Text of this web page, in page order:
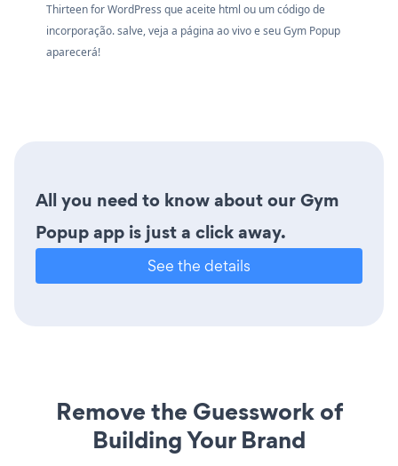
Thirteen for WordPress que aceite html ou um código de
incorporação. salve, veja a página ao vivo e seu Gym Popup
aparecerá!
All you need to know about our Gym
Popup app is just a click away.
See the details
Remove the Guesswork of
Building Your Brand